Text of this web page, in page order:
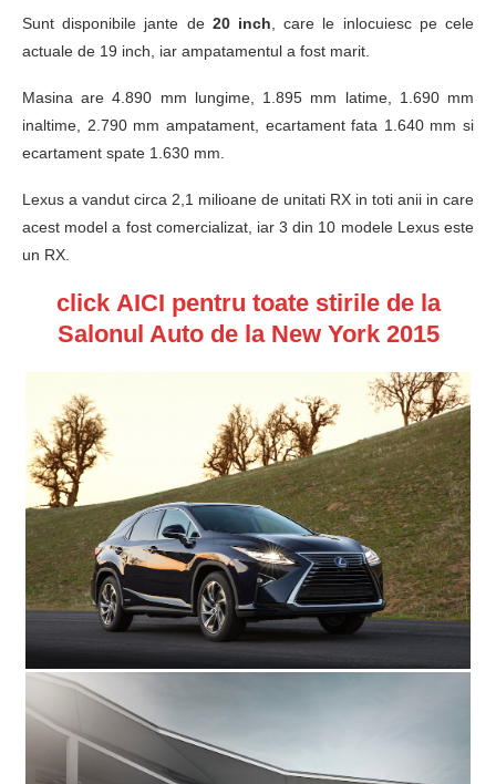
Sunt disponibile jante de 20 inch , care le inlocuiesc pe cele
actuale de 19 inch, iar ampatamentul a fost marit.
Masina are 4.890 mm lungime, 1.895 mm latime, 1.690 mm
inaltime, 2.790 mm ampatament, ecartament fata 1.640 mm si
ecartament spate 1.630 mm.
Lexus a vandut circa 2,1 milioane de unitati RX in toti anii in care
acest model a fost comercializat, iar 3 din 10 modele Lexus este
un RX.
click AICI pentru toate stirile de la
Salonul Auto de la New York 2015